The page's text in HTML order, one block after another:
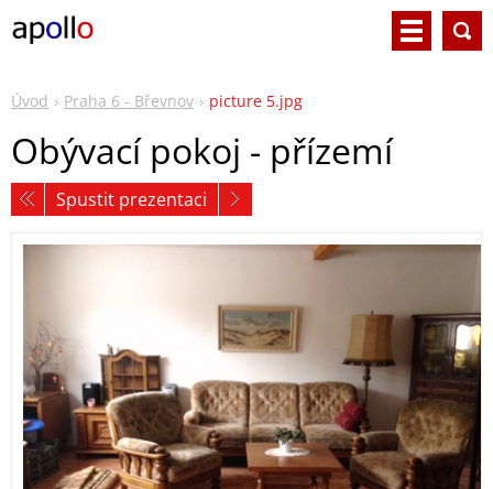
Úvod Praha 6 - Břevnov picture 5.jpg
Obývací pokoj - přízemí
Spustit prezentaci